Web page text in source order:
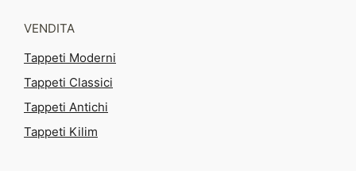
VENDITA
Tappeti Moderni
Tappeti Classici
Tappeti Antichi
Tappeti Kilim